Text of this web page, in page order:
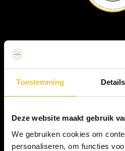
Toestemming Details
Deze website maakt gebruik
We gebruiken cookies om
personaliseren, om functies